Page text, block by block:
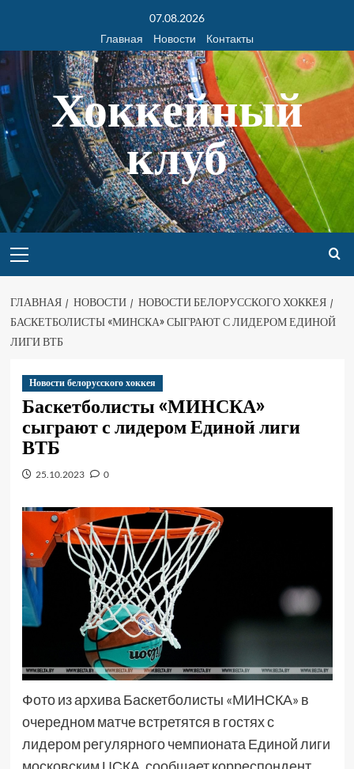
07.08.2026
Главная
Новости Контакты
Хоккейный
клуб
ГЛАВНАЯ НОВОСТИ
НОВОСТИ БЕЛОРУССКОГО ХОККЕЯ
БАСКЕТБОЛИСТЫ «МИНСКА» СЫГРАЮТ С ЛИДЕРОМ ЕДИНОЙ
ЛИГИ ВТБ
Новости белорусского хоккея
Баскетболисты «МИНСКА»
сыграют с лидером Единой лиги
ВТБ
25.10.2023 0
Фото из архива Баскетболисты «МИНСКА» в
очередном матче встретятся в гостях с
лидером регулярного чемпионата Единой лиги